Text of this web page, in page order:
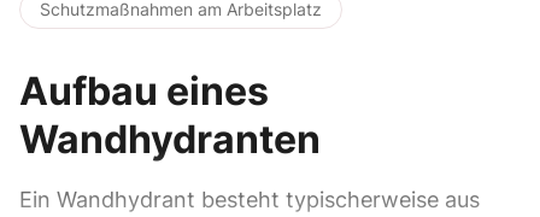
Schutzmaßnahmen am Arbeitsplatz
Aufbau eines
Wandhydranten
Ein Wandhydrant besteht typischerweise aus